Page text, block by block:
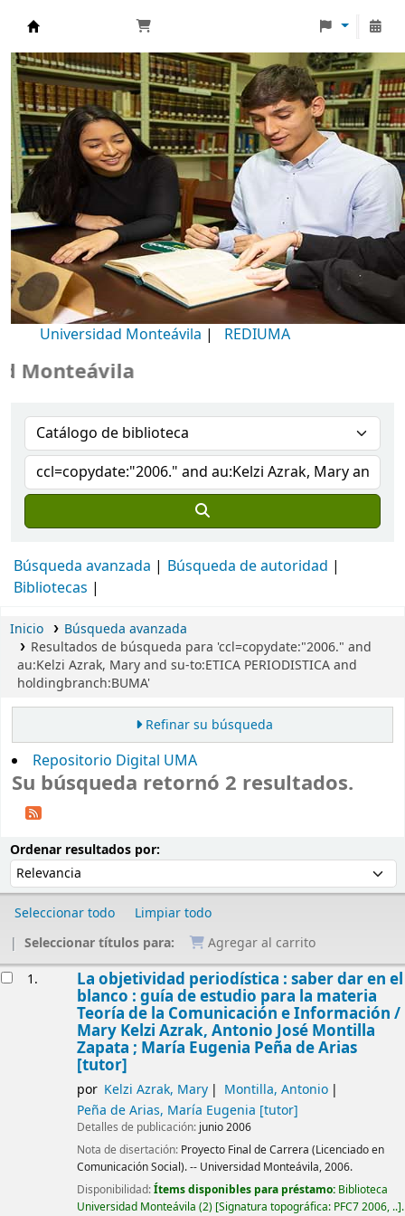
Biblioteca Universidad Monteávila
Universidad Monteávila | REDIUMA
Búsqueda avanzada
Búsqueda de autoridad
Bibliotecas
Inicio
Búsqueda avanzada
Resultados de búsqueda para 'ccl=copydate:"2006." and
au:Kelzi Azrak, Mary and su-to:ETICA PERIODISTICA and
holdingbranch:BUMA'
Refinar su búsqueda
Repositorio Digital UMA
Su búsqueda retornó 2 resultados.
Ordenar resultados por:
Seleccionar todo
Limpiar todo
Seleccionar títulos para:
Agregar al carrito
1. La objetividad periodística : saber dar en el
blanco : guía de estudio para la materia
Teoría de la Comunicación e Información /
Mary Kelzi Azrak, Antonio José Montilla
Zapata ; María Eugenia Peña de Arias
[tutor]
por Kelzi Azrak, Mary
Montilla, Antonio
Peña de Arias, María Eugenia [tutor]
Detalles de publicación: junio 2006
Nota de disertación: Proyecto Final de Carrera (Licenciado en
Comunicación Social). -- Universidad Monteávila, 2006.
Disponibilidad:Ítems disponibles para préstamo: Biblioteca
Universidad Monteávila (2) Signatura topográfica: PFC7 2006, .. .